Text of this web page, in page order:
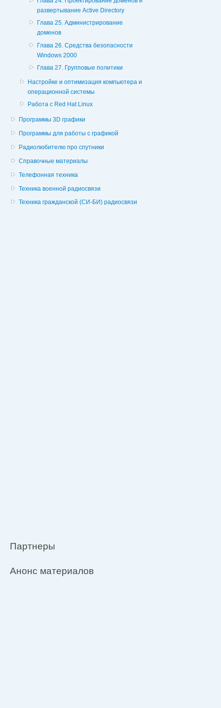
развертывание Active Directory
Глава 25. Администрирование
доменов
Глава 26. Средства безопасности
Windows 2000
Глава 27. Групповые политики
Настройке и оптимизация компьютера и
операционной системы
Работа с Red Hat Linux
Программы 3D графики
Программы для работы с графикой
Радиолюбителю про спутники
Справочные материалы
Телефонная техника
Техника военной радиосвязи
Техника гражданской (СИ-БИ) радиосвязи
Партнеры
Анонс материалов